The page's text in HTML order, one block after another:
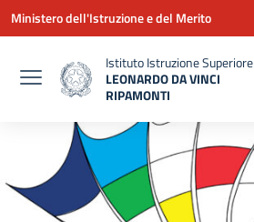
Vai ai contenuti
Vai al menu di navigazione
Vai al footer
Ministero dell'Istruzione e del Merito
Istituto Istruzione Superiore
LEONARDO DA VINCI
RIPAMONTI